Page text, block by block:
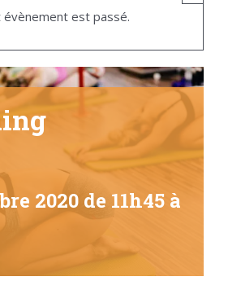
évènement est passé.
2020 de 11h45 à